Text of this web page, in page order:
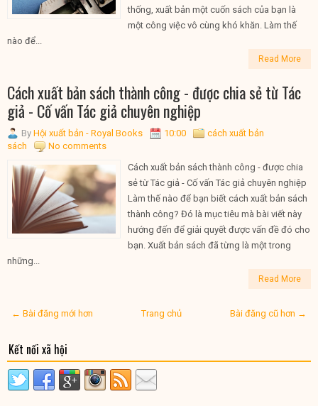
thống, xuất bản một cuốn sách của bạn là
một công việc vô cùng khó khăn. Làm thế
nào để...
Read More
Cách xuất bản sách thành công - được chia sẻ từ Tác
giả - Cố vấn Tác giả chuyên nghiệp
By Hội xuất bản - Royal Books 10:00
cách xuất bản
sách
No comments
Cách xuất bản sách thành công - được chia
sẻ từ Tác giả - Cố vấn Tác giả chuyên nghiệp
Làm thế nào để bạn biết cách xuất bản sách
thành công? Đó là mục tiêu mà bài viết này
hướng đến để giải quyết được vấn đề đó cho
bạn. Xuất bản sách đã từng là một trong
những...
Read More
← Bài đăng mới hơn Bài đăng cũ hơn →
Trang chủ
Kết nối xã hội